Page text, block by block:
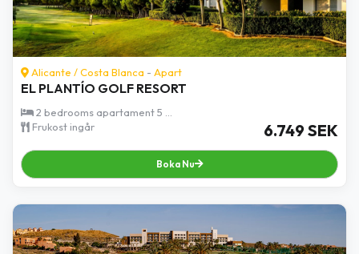
Alicante /Costa Blanca - Apart
EL PLANTÍO GOLF RESORT
2 bedrooms apartament 5 ...
Frukost ingår
6.749 SEK
Boka Nu